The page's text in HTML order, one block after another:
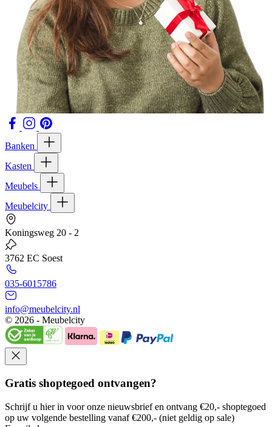
Banken
Kasten
Meubels
Meubelcity
Koningsweg 20 - 2
3762 EC Soest
035-6015786
info@meubelcity.nl
© 2026 - Meubelcity
Gratis shoptegoed ontvangen?
Schrijf u hier in voor onze nieuwsbrief en ontvang €20,- shoptegoed
op uw volgende bestelling vanaf €200,- (niet geldig op sale)